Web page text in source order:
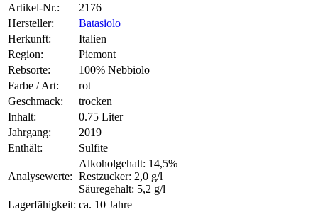
Artikel-Nr.:
2176
Hersteller:
Batasiolo
Herkunft:
Italien
Region:
Piemont
Rebsorte:
100% Nebbiolo
Farbe / Art:
rot
Geschmack:
trocken
Inhalt:
0.75 Liter
Jahrgang:
2019
Enthält:
Sulfite
Analysewerte:
Alkoholgehalt: 14,5%
Restzucker: 2,0 g/l
Säuregehalt: 5,2 g/l
Lagerfähigkeit: ca. 10 Jahre